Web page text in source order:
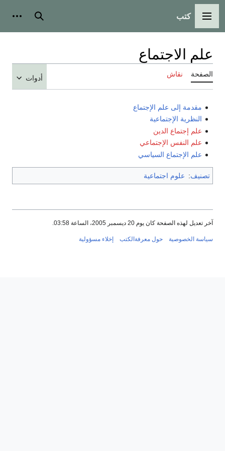
القائمة الرئيسية
كتب بحث
علم الاجتماع
الصفحة نقاش أدوات
مقدمة إلى علم الإجتماع
النظرية الإجتماعية
علم إجتماع الدين
علم النفس الإجتماعي
علم الإجتماع السياسي
تصنيف: علوم اجتماعية
آخر تعديل لهذه الصفحة كان يوم 20 ديسمبر 2005، الساعة 03:58.
سياسة الخصوصية حول معرفةالكتب إخلاء مسؤولية